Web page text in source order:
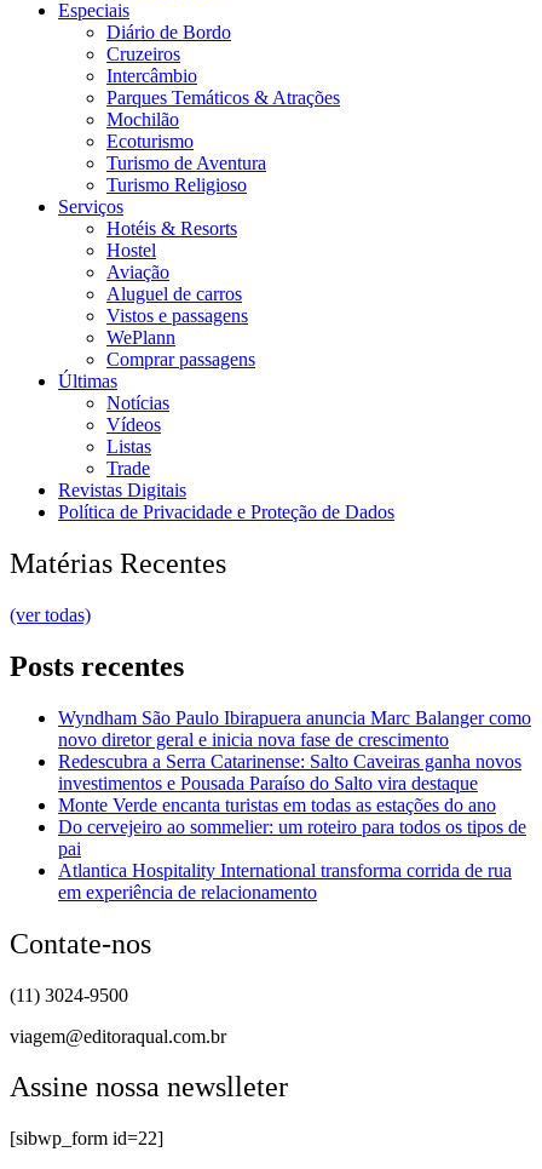
Especiais
Diário de Bordo
Cruzeiros
Intercâmbio
Parques Temáticos & Atrações
Mochilão
Ecoturismo
Turismo de Aventura
Turismo Religioso
Serviços
Hotéis & Resorts
Hostel
Aviação
Aluguel de carros
Vistos e passagens
WePlann
Comprar passagens
Últimas
Notícias
Vídeos
Listas
Trade
Revistas Digitais
Política de Privacidade e Proteção de Dados
Matérias Recentes
(ver todas)
Posts recentes
Wyndham São Paulo Ibirapuera anuncia Marc Balanger como
novo diretor geral e inicia nova fase de crescimento
Redescubra a Serra Catarinense: Salto Caveiras ganha novos
investimentos e Pousada Paraíso do Salto vira destaque
Monte Verde encanta turistas em todas as estações do ano
Do cervejeiro ao sommelier: um roteiro para todos os tipos de
pai
Atlantica Hospitality International transforma corrida de rua
em experiência de relacionamento
Contate-nos
(11) 3024-9500
viagem@editoraqual.com.br
Assine nossa newslleter
[sibwp_form id=22]